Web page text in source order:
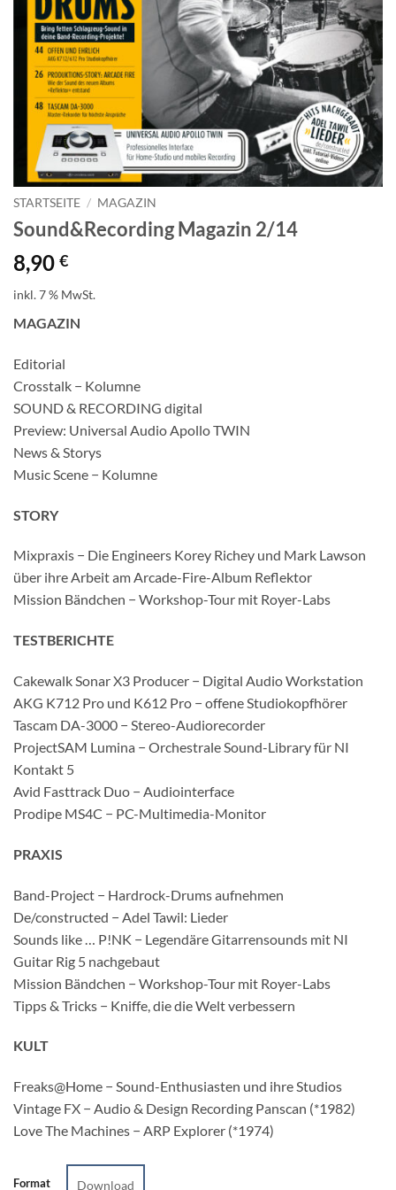
STARTSEITE / MAGAZIN
Sound&Recording Magazin 2/14
8,90 €
inkl. 7 % MwSt.
MAGAZIN
Editorial
Crosstalk − Kolumne
SOUND & RECORDING digital
Preview: Universal Audio Apollo TWIN
News & Storys
Music Scene − Kolumne
STORY
Mixpraxis − Die Engineers Korey Richey und Mark Lawson
über ihre Arbeit am Arcade-Fire-Album Reflektor
Mission Bändchen − Workshop-Tour mit Royer-Labs
TESTBERICHTE
Cakewalk Sonar X3 Producer − Digital Audio Workstation
AKG K712 Pro und K612 Pro − offene Studiokopfhörer
Tascam DA-3000 − Stereo-Audiorecorder
ProjectSAM Lumina − Orchestrale Sound-Library für NI
Kontakt 5
Avid Fasttrack Duo − Audiointerface
Prodipe MS4C − PC-Multimedia-Monitor
PRAXIS
Band-Project − Hardrock-Drums aufnehmen
De/constructed − Adel Tawil: Lieder
Sounds like … P!NK − Legendäre Gitarrensounds mit NI
Guitar Rig 5 nachgebaut
Mission Bändchen − Workshop-Tour mit Royer-Labs
Tipps & Tricks − Kniffe, die die Welt verbessern
KULT
Freaks@Home − Sound-Enthusiasten und ihre Studios
Vintage FX − Audio & Design Recording Panscan (*1982)
Love The Machines − ARP Explorer (*1974)
Format Download